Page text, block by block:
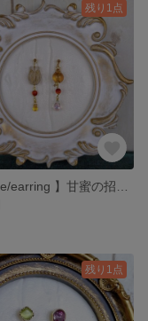
残り1点
残り1点